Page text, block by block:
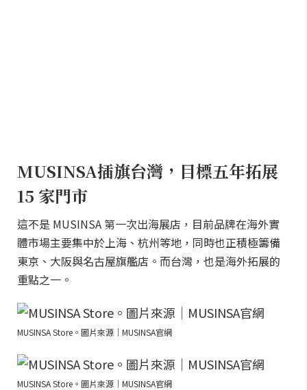
MUSINSA插旗台灣，目標五年拓展
15 家門市
這不是 MUSINSA 第一次出海展店，目前品牌在海外實
體市場主要集中於上海、杭州等地，同時也正積極籌備
東京、大阪與名古屋旗艦店。而台灣，也是海外拓展的
重點之一。
MUSINSA Store。圖片來源｜MUSINSA官網
MUSINSA Store。圖片來源｜MUSINSA官網